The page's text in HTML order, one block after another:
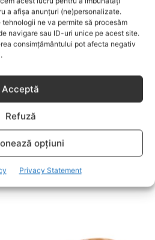
a afișa anunțuri (ne)personalizate.
ne va permite să procesăm
navigare sau ID-uri unice pe acest site.
consimțământului pot afecta negativ
Acceptă
Refuză
opțiuni
Privacy Statement
copilului din primul an şi până
vor reuşi să afle cum anume să
cum să îl îngrijească în aşa fel
EDUCAŢIE – este un capitol
cum să îţi educi copilul în aşa fel
de familie ce conţine o serie
COPII TALENTAŢI – este un
copiilor valoroși ai țării. ÎNVAŢĂ
soluţii de prevenire a
şi pe cea a părinţilor.